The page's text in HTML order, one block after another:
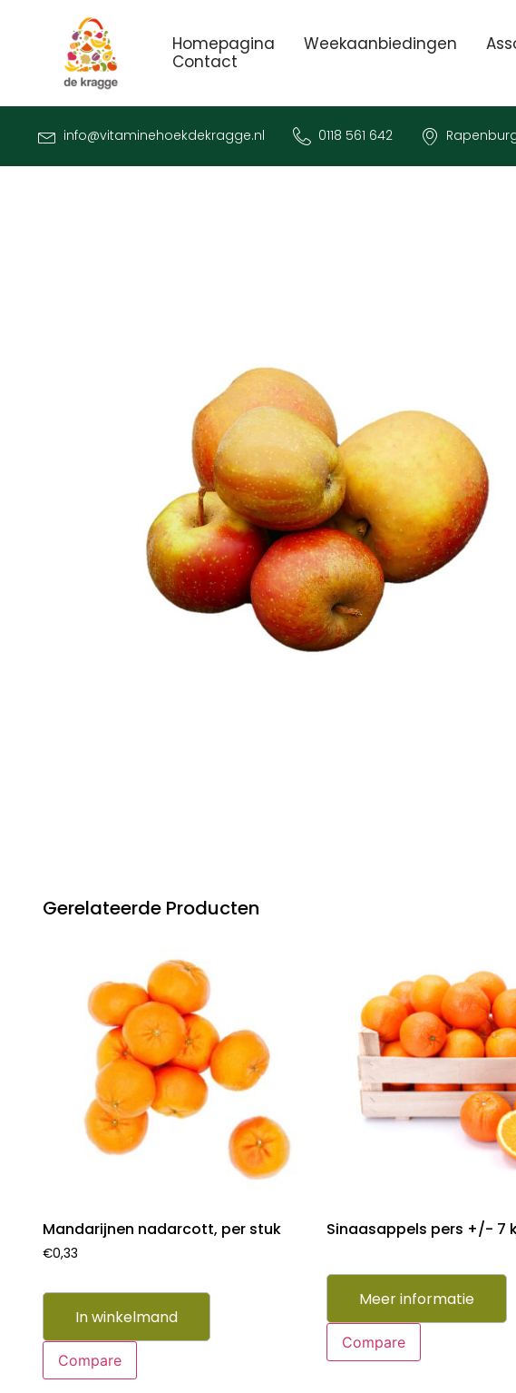
Homepagina Weekaanbiedingen
Contact
info@vitaminehoekdekragge.nl 0118 561 642
Gerelateerde Producten
Mandarijnen nadarcott, per stuk
€0,33
In winkelmand
Compare
Sinaasappels pers +/- 7
Meer informatie
Compare